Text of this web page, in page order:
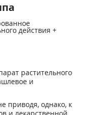
действия +
растительного
и
приводя, однако, к